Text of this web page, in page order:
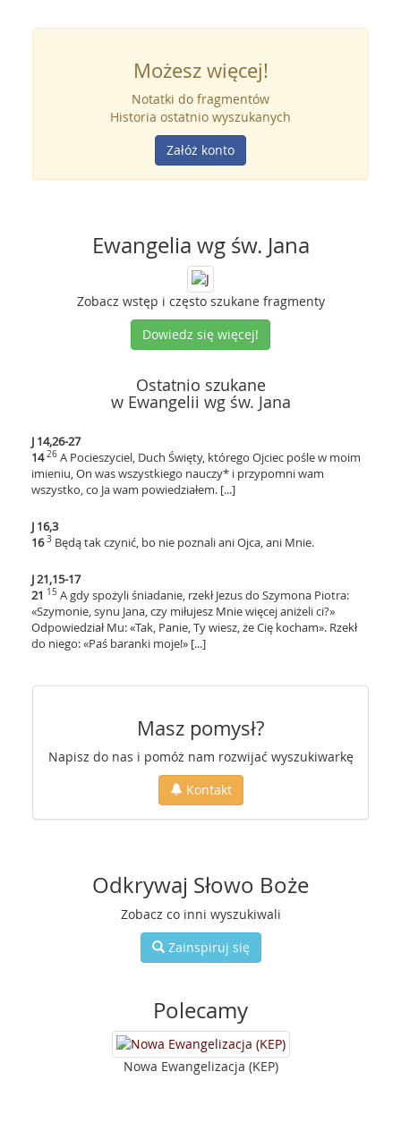
Możesz więcej!
Notatki do fragmentów
Historia ostatnio wyszukanych
Załóż konto
Ewangelia wg św. Jana
Zobacz wstęp i często szukane fragmenty
Dowiedz się więcej!
Ostatnio szukane
w Ewangelii wg św. Jana
J 14,26-27
14 26 A Pocieszyciel, Duch Święty, którego Ojciec pośle w moim
imieniu, On was wszystkiego nauczy* i przypomni wam
wszystko, co Ja wam powiedziałem. [...]
J 16,3
16 3 Będą tak czynić, bo nie poznali ani Ojca, ani Mnie.
J 21,15-17
21 15 A gdy spożyli śniadanie, rzekł Jezus do Szymona Piotra:
«Szymonie, synu Jana, czy miłujesz Mnie więcej aniżeli ci?»
Odpowiedział Mu: «Tak, Panie, Ty wiesz, że Cię kocham». Rzekł
do niego: «Paś baranki moje!» [...]
Masz pomysł?
Napisz do nas i pomóż nam rozwijać wyszukiwarkę
Kontakt
Odkrywaj Słowo Boże
Zobacz co inni wyszukiwali
Zainspiruj się
Polecamy
Nowa Ewangelizacja (KEP)